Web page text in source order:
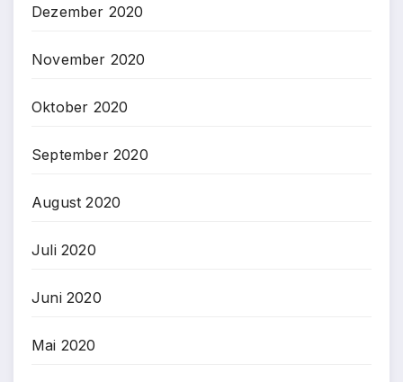
Dezember 2020
November 2020
Oktober 2020
September 2020
August 2020
Juli 2020
Juni 2020
Mai 2020